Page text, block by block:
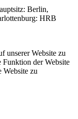
Berlin,
HRB
unserer Website zu
Funktion der Website
Website zu